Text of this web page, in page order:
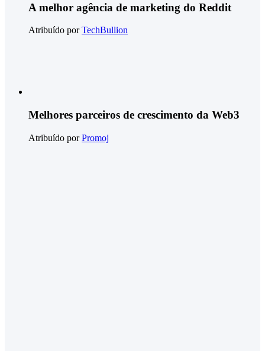
A melhor agência de marketing do Reddit
Atribuído porTechBullion
Melhores parceiros de crescimento da Web3
Atribuído porPromoj